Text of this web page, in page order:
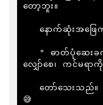
တော့ဘူး။
လျှော်စေ၊ ကင်မရ
😅